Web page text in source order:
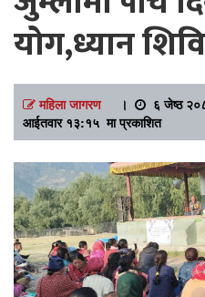
योग,ध्यान
महिला जागरण।
६ जेष्ठ
आईतवार १३:१५ मा प्रकाशित